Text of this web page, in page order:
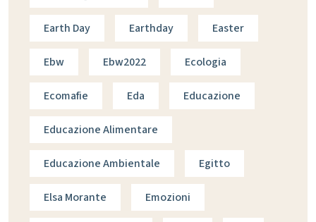
Earth Day Earthday Easter
Ebw Ebw2022 Ecologia
Ecomafie Eda Educazione
Educazione Alimentare
Educazione Ambientale Egitto
Elsa Morante Emozioni